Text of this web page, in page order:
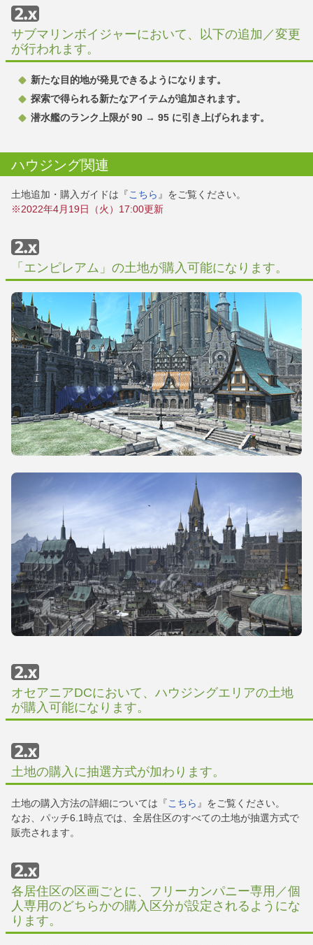
サブマリンボイジャーにおいて、以下の追加／変更
が行われます。
新たな目的地が発見できるようになります。
探索で得られる新たなアイテムが追加されます。
潜水艦のランク上限が 90 → 95 に引き上げられます。
ハウジング関連
土地追加・購入ガイドは『こちら 』をご覧ください。
※2022年4月19日（火）17:00更新
「エンピレアム」の土地が購入可能になります。
オセアニアDCにおいて、ハウジングエリアの土地
が購入可能になります。
土地の購入に抽選方式が加わります。
土地の購入方法の詳細については『こちら 』をご覧ください。
なお、パッチ6.1時点では、全居住区のすべての土地が抽選方式で
販売されます。
各居住区の区画ごとに、フリーカンパニー専用／個
人専用のどちらかの購入区分が設定されるようにな
ります。